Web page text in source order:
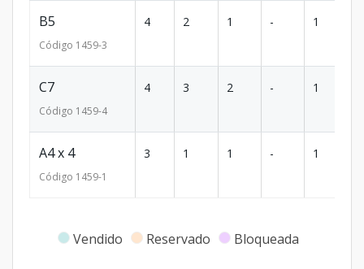
B5
Código 1459-3
4 2 1 - 1
C7
Código 1459-4
4 3 2 - 1
A4 x 4
Código 1459-1
3 1 1 - 1
Vendido Reservado Bloqueada